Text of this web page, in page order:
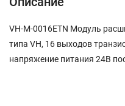
VH-М-0016ETN Модуль
типа VH, 16 выходов
напряжение питания 24В